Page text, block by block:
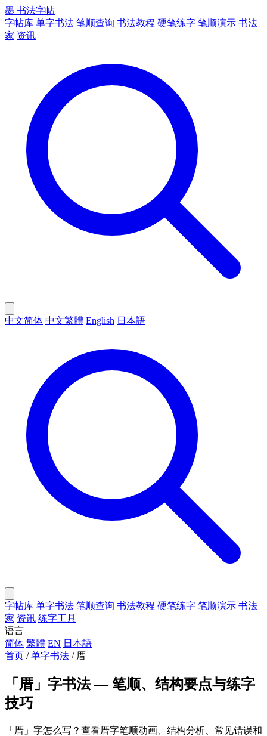
墨 书法字帖
字帖库 单字书法 笔顺查询 书法教程 硬笔练字 笔顺演示 书法
家 资讯
中文简体 中文繁體 English 日本語
字帖库 单字书法 笔顺查询 书法教程 硬笔练字 笔顺演示 书法
家 资讯 练字工具
语言
简体 繁體 EN 日本語
首页 / 单字书法 / 厝
「厝」字书法 — 笔顺、结构要点与练字
技巧
「厝」字怎么写？查看厝字笔顺动画、结构分析、常见错误和